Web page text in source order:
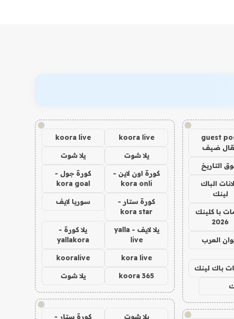
!
guest
ضيف
التاريخ
الباك
لينك
با كلينك
2026
العرب
باك لينك
!
!
koora live
koora live
يلا شوت يلا شوت
كورة اون لاين -
kora onli
كورة جول -
kora goal
كورة ستار -
kora star
سوريا لايف
يلا لايف - yalla
live
يلا كورة -
yallakora
kora live
kooralive
koora 365 يلا شوت
!
يلا شوت كورة ستار -